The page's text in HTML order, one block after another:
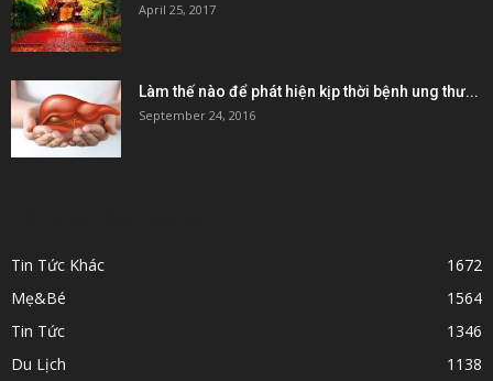
April 25, 2017
Làm thế nào để phát hiện kịp thời bệnh ung thư...
September 24, 2016
Tin Tức Khác
1672
Mẹ&Bé
1564
Tin Tức
1346
Du Lịch
1138